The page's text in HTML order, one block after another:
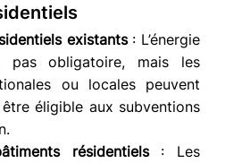
existants : L’énergie
pas obligatoire, mais les
ou locales peuvent
être éligible aux subventions
résidentiels : Les